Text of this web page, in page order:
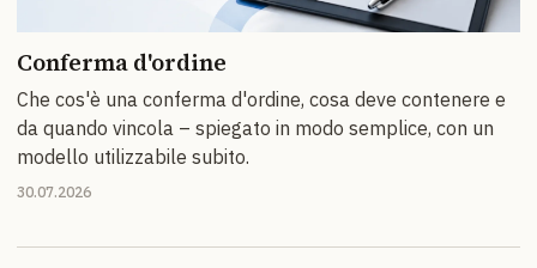
Conferma d'ordine
Che cos'è una conferma d'ordine, cosa deve contenere e
da quando vincola – spiegato in modo semplice, con un
modello utilizzabile subito.
30.07.2026